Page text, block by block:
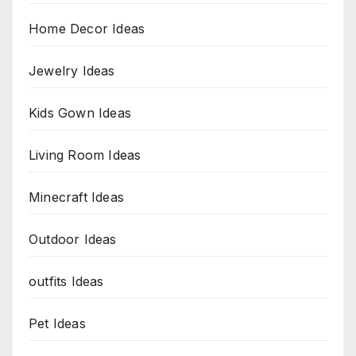
Home Decor Ideas
Jewelry Ideas
Kids Gown Ideas
Living Room Ideas
Minecraft Ideas
Outdoor Ideas
outfits Ideas
Pet Ideas